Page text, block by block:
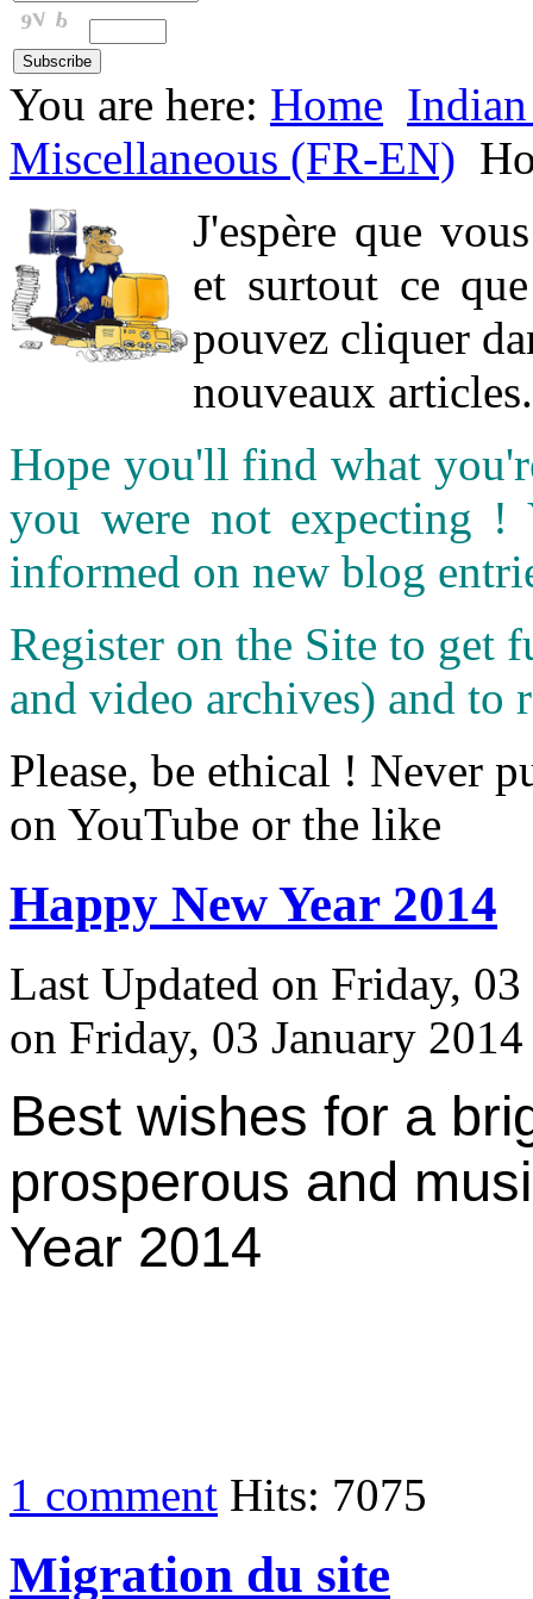
You are here: Home
Miscellaneous (FR-EN)
J'espère que
et surtout ce
pouvez cliquer
nouveaux articles.
Hope you'll find what
you were not expecting !
informed on new blog
Register on the Site to get
and video archives) and to
Please, be ethical ! Never
on YouTube or the like
Happy New Year 2014
Last Updated on Friday,
on Friday, 03 January
Best wishes for a
prosperous and
Year 2014
1 comment Hits: 7075
Migration du site